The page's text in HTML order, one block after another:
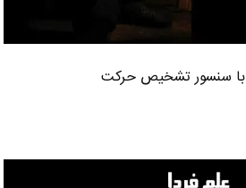
با سنسور تشخیص حرکت